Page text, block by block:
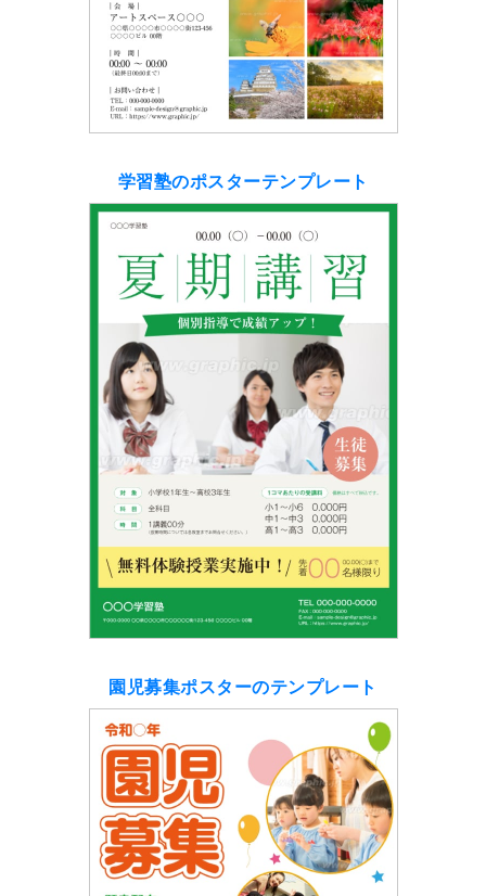
学習塾のポスターテンプレート
園児募集ポスターのテンプレート